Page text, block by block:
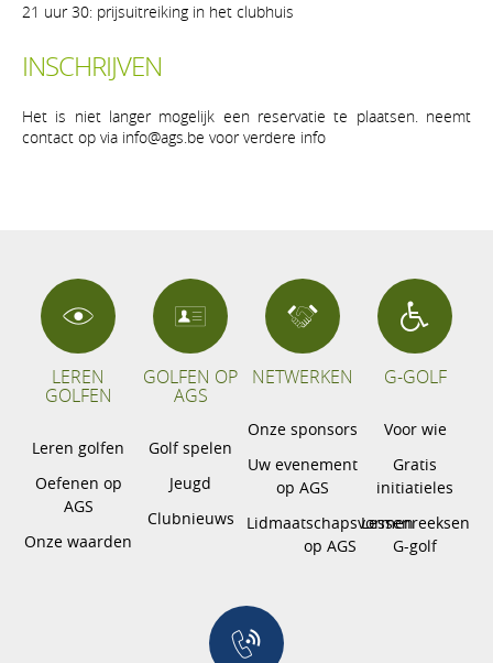
21 uur 30: prijsuitreiking in het clubhuis
INSCHRIJVEN
Het is niet langer mogelijk een reservatie te plaatsen. neemt
contact op via info@ags.be voor verdere info
LEREN
GOLFEN
Leren golfen
Oefenen op
AGS
Onze waarden
GOLFEN OP
AGS
Golf spelen
Jeugd
Clubnieuws
NETWERKEN
Onze sponsors
Uw evenement
op AGS
Lidmaatschapsvormen
op AGS
G-GOLF
Voor wie
Gratis
initiatieles
Lessenreeksen
G-golf